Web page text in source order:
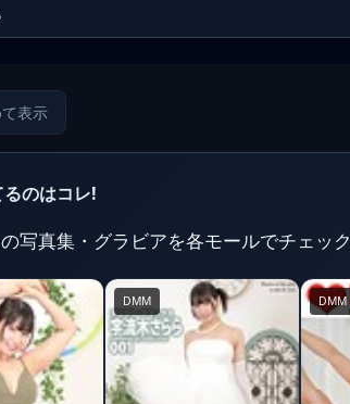
表示
のはコレ!
写真集・グラビアを各モールでチェック
DMM DMM